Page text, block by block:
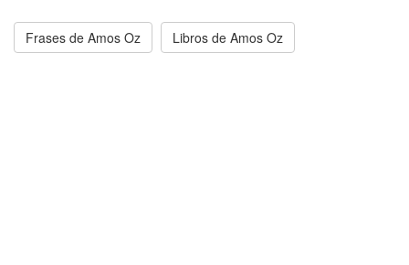
Frases de Amos Oz Libros de Amos Oz